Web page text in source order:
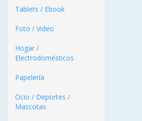
Tablets / Ebook
Foto / Video
Hogar /
Electrodomésticos
Papelería
Ocio / Deportes /
Mascotas